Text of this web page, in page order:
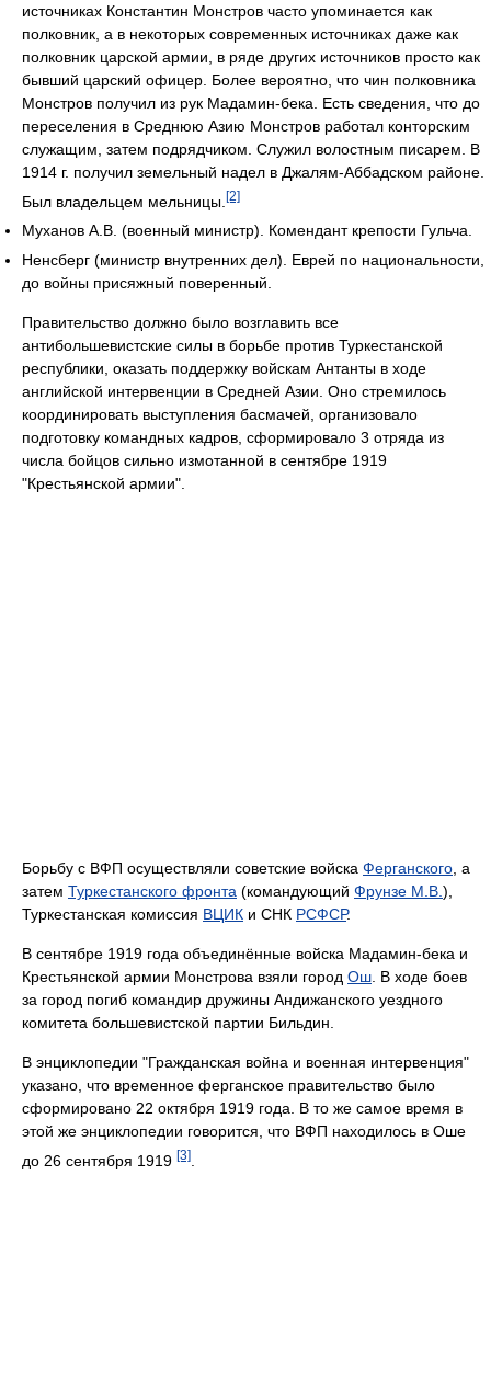
источниках Константин Монстров часто упоминается как
полковник, а в некоторых современных источниках даже как
полковник царской армии, в ряде других источников просто как
бывший царский офицер. Более вероятно, что чин полковника
Монстров получил из рук Мадамин-бека. Есть сведения, что до
переселения в Среднюю Азию Монстров работал конторским
служащим, затем подрядчиком. Служил волостным писарем. В
1914 г. получил земельный надел в Джалям-Аббадском районе.
Был владельцем мельницы. [2]
Муханов А.В. (военный министр). Комендант крепости Гульча.
Ненсберг (министр внутренних дел). Еврей по национальности,
до войны присяжный поверенный.
Правительство должно было возглавить все
антибольшевистские силы в борьбе против Туркестанской
республики, оказать поддержку войскам Антанты в ходе
английской интервенции в Средней Азии. Оно стремилось
координировать выступления басмачей, организовало
подготовку командных кадров, сформировало 3 отряда из
числа бойцов сильно измотанной в сентябре 1919
"Крестьянской армии".
Борьбу с ВФП осуществляли советские войска Ферганского, а
затем Туркестанского фронта (командующий Фрунзе М.В.),
Туркестанская комиссия ВЦИК и СНК РСФСР.
В сентябре 1919 года объединённые войска Мадамин-бека и
Крестьянской армии Монстрова взяли город Ош. В ходе боев
за город погиб командир дружины Андижанского уездного
комитета большевистской партии Бильдин.
В энциклопедии "Гражданская война и военная интервенция"
указано, что временное ферганское правительство было
сформировано 22 октября 1919 года. В то же самое время в
этой же энциклопедии говорится, что ВФП находилось в Оше
до 26 сентября 1919 [3]